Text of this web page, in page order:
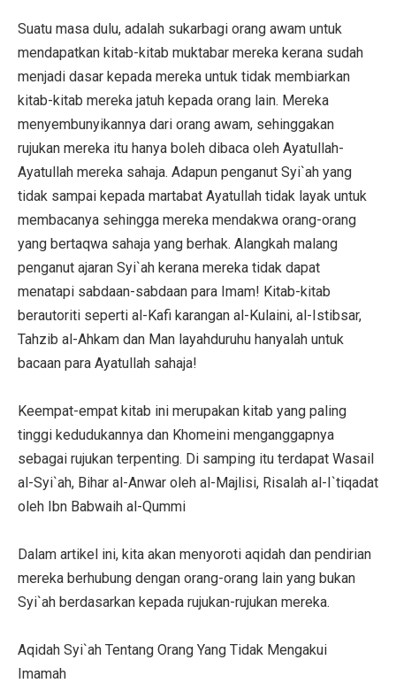
Suatu masa dulu, adalah sukarbagi orang awam untuk
mendapatkan kitab-kitab muktabar mereka kerana sudah
menjadi dasar kepada mereka untuk tidak membiarkan
kitab-kitab mereka jatuh kepada orang lain. Mereka
menyembunyikannya dari orang awam, sehinggakan
rujukan mereka itu hanya boleh dibaca oleh Ayatullah-
Ayatullah mereka sahaja. Adapun penganut Syi`ah yang
tidak sampai kepada martabat Ayatullah tidak layak untuk
membacanya sehingga mereka mendakwa orang-orang
yang bertaqwa sahaja yang berhak. Alangkah malang
penganut ajaran Syi`ah kerana mereka tidak dapat
menatapi sabdaan-sabdaan para Imam! Kitab-kitab
berautoriti seperti al-Kafi karangan al-Kulaini, al-Istibsar,
Tahzib al-Ahkam dan Man layahduruhu hanyalah untuk
bacaan para Ayatullah sahaja!
Keempat-empat kitab ini merupakan kitab yang paling
tinggi kedudukannya dan Khomeini menganggapnya
sebagai rujukan terpenting. Di samping itu terdapat Wasail
al-Syi`ah, Bihar al-Anwar oleh al-Majlisi, Risalah al-I`tiqadat
oleh Ibn Babwaih al-Qummi
Dalam artikel ini, kita akan menyoroti aqidah dan pendirian
mereka berhubung dengan orang-orang lain yang bukan
Syi`ah berdasarkan kepada rujukan-rujukan mereka.
Aqidah Syi`ah Tentang Orang Yang Tidak Mengakui
Imamah